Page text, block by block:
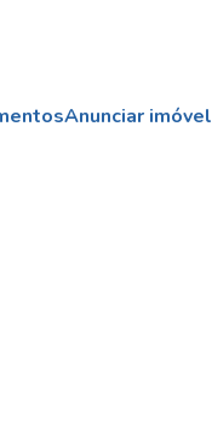
Anunciar imóvel